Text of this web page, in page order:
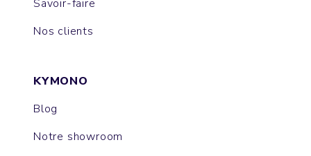
Savoir-faire
Nos clients
KYMONO
Blog
Notre showroom